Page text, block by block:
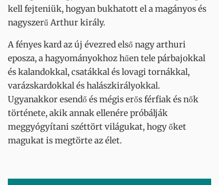
kell fejteniük, hogyan bukhatott el a magányos és
nagyszerű Arthur király.
A fényes kard az új évezred első nagy arthuri
eposza, a hagyományokhoz hűen tele párbajokkal
és kalandokkal, csatákkal és lovagi tornákkal,
varázskardokkal és halászkirályokkal.
Ugyanakkor esendő és mégis erős férfiak és nők
története, akik annak ellenére próbálják
meggyógyítani széttört világukat, hogy őket
magukat is megtörte az élet.